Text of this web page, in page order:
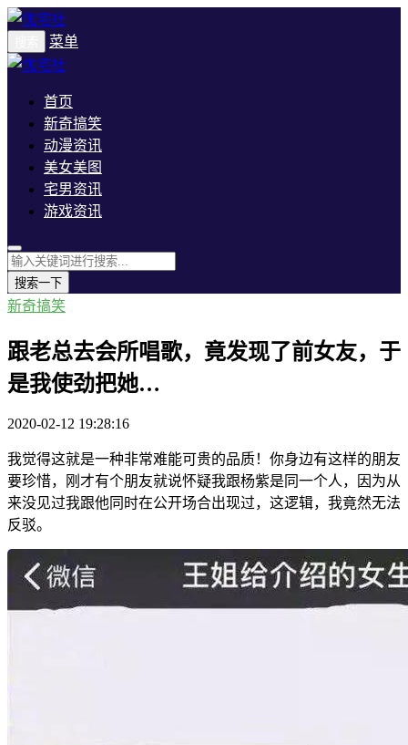
菜单
首页
新奇搞笑
动漫资讯
美女美图
宅男资讯
游戏资讯
搜索一下
新奇搞笑
跟老总去会所唱歌，竟发现了前女友，于
是我使劲把她…
2020-02-12 19:28:16
我觉得这就是一种非常难能可贵的品质！你身边有这样的朋友
要珍惜，刚才有个朋友就说怀疑我跟杨紫是同一个人，因为从
来没见过我跟他同时在公开场合出现过，这逻辑，我竟然无法
反驳。